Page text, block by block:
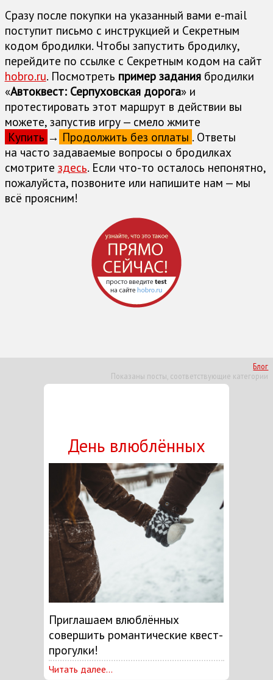
Сразу после покупки на указанный вами e-mail
поступит письмо с инструкцией и Cекретным
кодом бродилки. Чтобы запустить бродилку,
перейдите по ссылке с Секретным кодом на сайт
hobro.ru. Посмотреть пример заданиябродилки
«Автоквест: Серпуховская дорога» и
протестировать этот маршрут в действии вы
можете, запустив игру — смело жмите
Купить → Продолжить без оплаты . Ответы
на часто задаваемые вопросы о бродилках
cмотрите здесь. Если что-то осталось непонятно,
пожалуйста, позвоните или напишите нам — мы
всё проясним!
Блог
Показаны посты, соответствующие категории
День влюблённых
Приглашаем влюблённых
совершить романтические квест-
прогулки!
Читать далее...